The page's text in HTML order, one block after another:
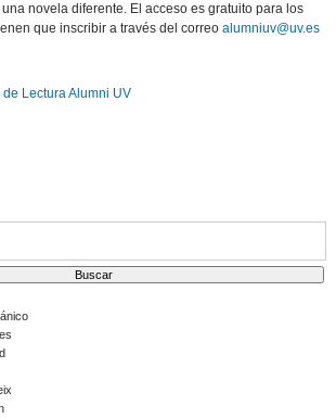
novela diferente. El acceso es gratuito para los
que inscribir a través del correoalumniuv@uv.es
Lectura Alumni UV